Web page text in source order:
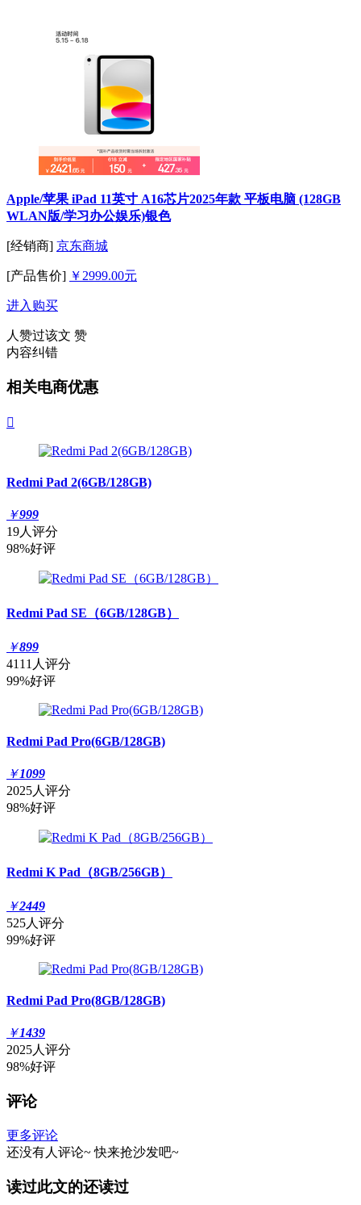
Apple/苹果 iPad 11英寸 A16芯片2025年款 平板电脑 (128GB
WLAN版/学习办公娱乐)银色
[经销商] 京东商城
[产品售价] ￥2999.00元
进入购买
人赞过该文 赞
内容纠错
相关电商优惠

Redmi Pad 2(6GB/128GB)
￥999
19人评分
98%好评
Redmi Pad SE（6GB/128GB）
￥899
4111人评分
99%好评
Redmi Pad Pro(6GB/128GB)
￥1099
2025人评分
98%好评
Redmi K Pad（8GB/256GB）
￥2449
525人评分
99%好评
Redmi Pad Pro(8GB/128GB)
￥1439
2025人评分
98%好评
评论
更多评论
还没有人评论~ 快来抢沙发吧~
读过此文的还读过